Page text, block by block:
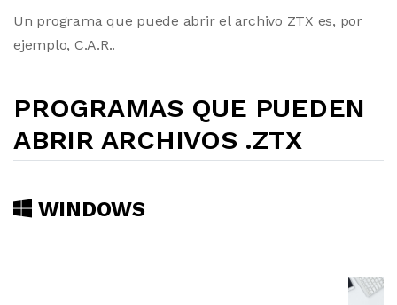
Un programa que puede abrir el archivo ZTX es, por
ejemplo, C.A.R..
PROGRAMAS QUE PUEDEN
ABRIR ARCHIVOS .ZTX
WINDOWS